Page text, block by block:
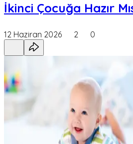
İkinci Çocuğa Hazır
12 Haziran 2026 2 0